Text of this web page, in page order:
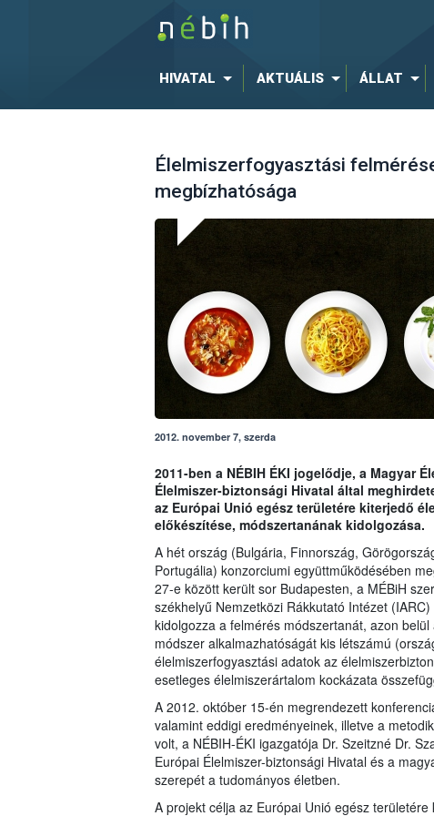
HIVATAL AKTUÁLIS ÁLLAT
Élelmiszerfogyasztási
megbízhatósága
2012. november 7, szerda
2011-ben a NÉBIH ÉKI jogelődje, a Magyar
Élelmiszer-biztonsági Hivatal által
az Európai Unió egész területére kiterjedő
előkészítése, módszertanának kidolgozása.
A hét ország (Bulgária, Finnország,
Portugália) konzorciumi együttműködésében
27-e között került sor Budapesten, a MÉBiH
székhelyű Nemzetközi Rákkutató Intézet
kidolgozza a felmérés módszertanát, azon
módszer alkalmazhatóságát kis létszámú
élelmiszerfogyasztási adatok az
esetleges élelmiszerártalom kockázata
A 2012. október 15-én megrendezett
valamint eddigi eredményeinek, illetve a
volt, a NÉBIH-ÉKI igazgatója Dr. Szeitzné Dr.
Európai Élelmiszer-biztonsági Hivatal és a
szerepét a tudományos életben.
A projekt célja az Európai Unió egész